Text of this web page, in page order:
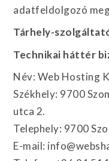
adatfeldolgozó
Tárhely-
Technikai háttér
Név: Web Hosting
Székhely: 9700
utca 2.
Telephely: 9700
E-mail: